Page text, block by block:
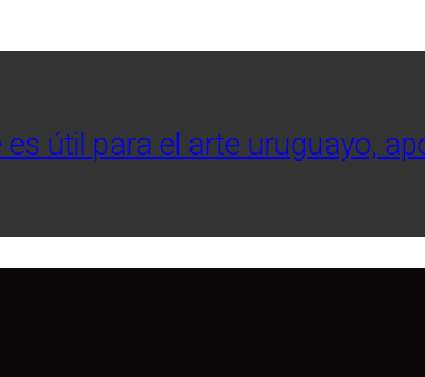
útil para el arte uruguayo,